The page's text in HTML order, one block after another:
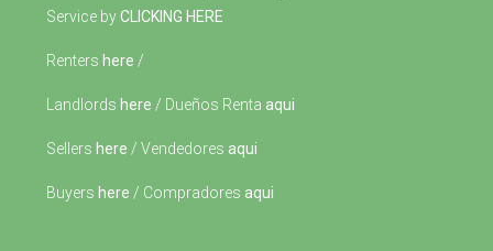
Service byCLICKING HERE
Renters here /
Landlords here / Dueños Renta aqui
Sellers here / Vendedores aqui
Buyers here / Compradores aqui